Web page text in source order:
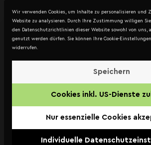
Club
Stadt Graz –
Abteilung A15
– Wirtschaft &
„Welt 4.0 –
– unter diesem
Motto haben
wir als
DATENSCHUTZ
Wir verwenden Cookies, um Inhalte zu personalisieren und
Website zu analysieren. Durch Ihre Zustimmung willigen Sie
den Datenschutzrichtlinien dieser Website sowohl von uns,
genutzt werden dürfen. Sie können Ihre Cookie-
widerrufen.
Speichern
Cookies inkl. US-Dienste
Nur essenzielle Cookies
Individuelle